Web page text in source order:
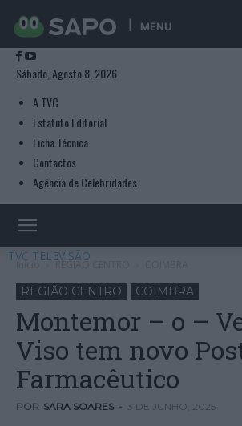
MENU
Sábado, Agosto 8, 2026
A TVC
Estatuto Editorial
Ficha Técnica
Contactos
Agência de Celebridades
TVC TELEVISÃO
Início REGIÃO CENTRO
REGIÃO CENTRO COIMBRA
Montemor – o –
Viso tem novo
Farmacêutico
POR SARA SOARES - 3 DE JUNHO, 2025